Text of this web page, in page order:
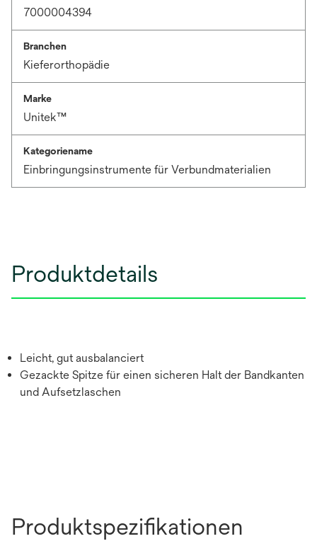
7000004394
Branchen
Kieferorthopädie
Marke
Unitek™
Kategoriename
Einbringungsinstrumente für Verbundmaterialien
Produktdetails
Leicht, gut ausbalanciert
Gezackte Spitze für einen sicheren Halt der Bandkanten
und Aufsetzlaschen
Produktspezifikationen